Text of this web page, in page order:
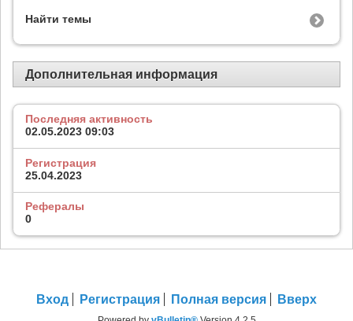
Найти темы
Дополнительная информация
Последняя активность
02.05.2023 09:03
Регистрация
25.04.2023
Рефералы
0
Вход Регистрация Полная версия Вверх